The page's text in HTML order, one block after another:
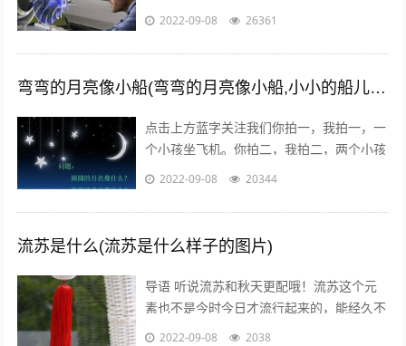
美火了，在还未上线的中国，
经...
2022-09-08 26361
弯弯的月亮像小船(弯弯的月亮像小船,小小的船儿两头尖)
点击上方蓝字关注我们你拍一，我拍一，一
个小孩坐飞机。你拍二，我拍二，两个小孩
丢手绢。你拍三，我拍三，三个小孩来搬
你...
2022-09-08 20344
流苏是什么(流苏是什么样子的图片)
导语 听说流苏和秋天更配哦！流苏这个元
素也不是今时今日才流行起来的，能经久不
衰是因为它真的美呆了~踏进9月，秋高气
2022-09-08 2038